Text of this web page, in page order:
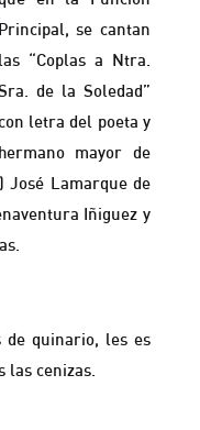
Principal, se cantan
las “Coplas a Ntra.
de la Soledad”
letra del poeta y
hermano mayor de
José Lamarque de
Iñiguez y
de quinario, les es
cenizas.